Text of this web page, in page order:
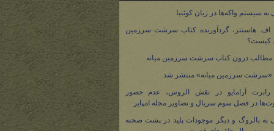
به سیستم واکه‌ها در زبان کوئنیا
اف. هاستتر، گردآورنده کتاب سرشت سرزمین
کیست؟
درون کتاب سرشت سرزمین میانه
«سرشت سرزمین میانه» منتشر شد
رابرت آرامایو در نقش الروس، عدم حضور
در فصل سوم سریال و تصاویر مجله امپایر
به بالروگ و دیگر موجودات پلید در پشت صحنه